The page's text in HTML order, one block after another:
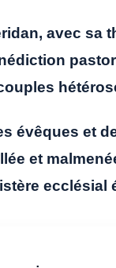
avec sa
évêques et
et
ecclésial